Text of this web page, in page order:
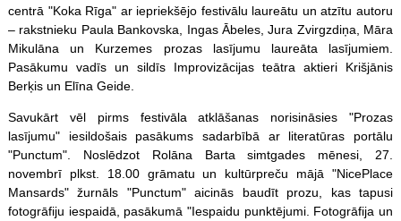
centrā "Koka Rīga" ar iepriekšējo festivālu laureātu un atzītu autoru
– rakstnieku Paula Bankovska, Ingas Ābeles, Jura Zvirgzdiņa, Māra
Mikulāna un Kurzemes prozas lasījumu laureāta lasījumiem.
Pasākumu vadīs un sildīs Improvizācijas teātra aktieri Krišjānis
Berķis un Elīna Geide.
Savukārt vēl pirms festivāla atklāšanas norisināsies "Prozas
lasījumu" iesildošais pasākums sadarbībā ar literatūras portālu
"Punctum". Noslēdzot Rolāna Barta simtgades mēnesi, 27.
novembrī plkst. 18.00 grāmatu un kultūrpreču mājā "NicePlace
Mansards" žurnāls "Punctum" aicinās baudīt prozu, kas tapusi
fotogrāfiju iespaidā, pasākumā "Iespaidu punktējumi. Fotogrāfija un